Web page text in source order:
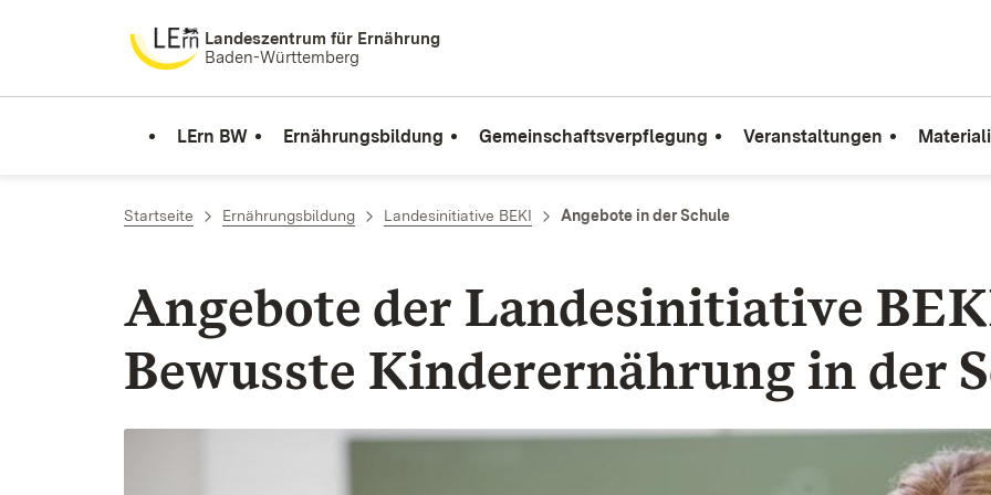
Zum Inhalt springenLandeszentrum für Ernährung
Baden-Württemberg
LErn BW Ernährungsbildung Gemeinschaftsverpflegung Veranstaltungen
Startseite Ernährungsbildung Landesinitiative BEKI Angebote in der Schule
Ange­bote der Landes­initiative
Bewusste Kinder­ernährung in der